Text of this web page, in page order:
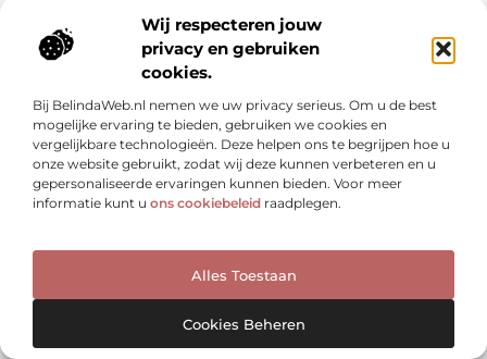
Wij respecteren jouw
privacy en gebruiken
cookies.
Bij BelindaWeb.nl nemen we uw privacy serieus. Om u de best
mogelijke ervaring te bieden, gebruiken we cookies en
vergelijkbare technologieën. Deze helpen ons te begrijpen hoe u
onze website gebruikt, zodat wij deze kunnen verbeteren en u
gepersonaliseerde ervaringen kunnen bieden. Voor meer
informatie kunt u ons cookiebeleid raadplegen.
Alles Toestaan
Cookies Beheren
Sluit een hypotheek af in Arnhem na deskundig
Als u een mooi huis heeft gevonden in Arnhem of
omgeving, moet u waarschijnlijk een hypotheek